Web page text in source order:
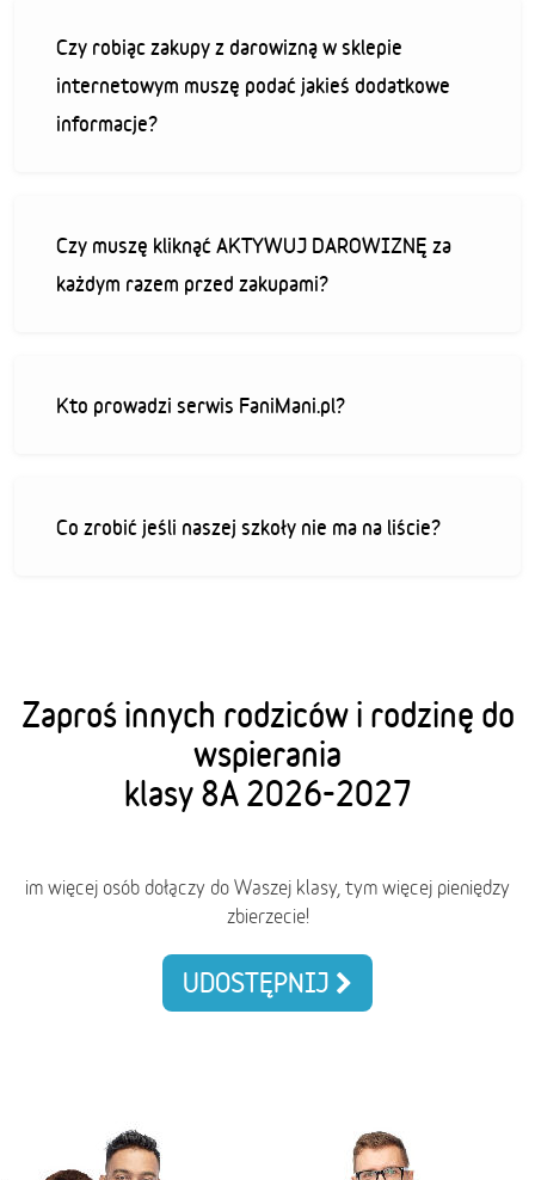
Czy robiąc zakupy z darowizną w sklepie
internetowym muszę podać jakieś dodatkowe
informacje?
Czy muszę kliknąć AKTYWUJ DAROWIZNĘ za
każdym razem przed zakupami?
Kto prowadzi serwis FaniMani.pl?
Co zrobić jeśli naszej szkoły nie ma na liście?
Zaproś innych rodziców i rodzinę do
wspierania
klasy 8A 2026-2027
im więcej osób dołączy do Waszej klasy, tym więcej pieniędzy
zbierzecie!
UDOSTĘPNIJ